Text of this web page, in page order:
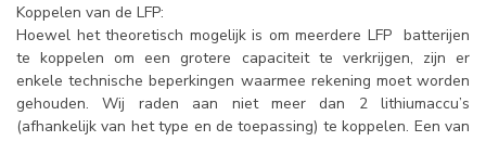
Koppelen van de LFP:
Hoewel het theoretisch mogelijk is om meerdere LFP batterijen
te koppelen om een ​​grotere capaciteit te verkrijgen, zijn er
enkele technische beperkingen waarmee rekening moet worden
gehouden. Wij raden aan niet meer dan 2 lithiumaccu’s
(afhankelijk van het type en de toepassing) te koppelen. Een van